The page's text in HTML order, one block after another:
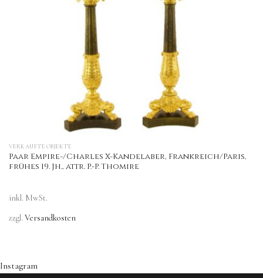
VERKAUFTE OBJEKTE
Paar Empire-/Charles X-Kandelaber, Frankreich/Paris,
frühes 19. Jh., attr. P.-P. Thomire
inkl. MwSt.
zzgl. Versandkosten
Instagram